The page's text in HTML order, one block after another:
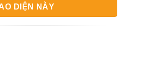
DIỆN NÀY